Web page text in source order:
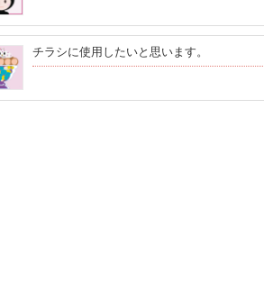
チラシに使用したいと思います。